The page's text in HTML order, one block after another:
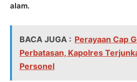
alam.
BACA JUGA : Perayaan Cap
Perbatasan, Kapolres
Personel